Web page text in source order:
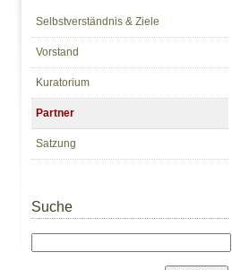
Selbstverständnis & Ziele
Vorstand
Kuratorium
Partner
Satzung
Suche